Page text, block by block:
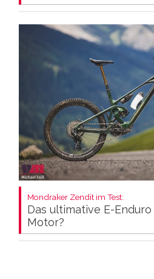
Mondraker Zendit im Test:
Das ultimative E-Enduro
Motor?